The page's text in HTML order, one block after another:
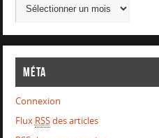
Méta
Connexion
Flux RSSdes articles